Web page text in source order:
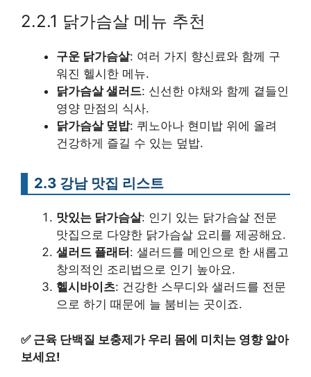
2.2.1 닭가슴살 메뉴 추천
구운 닭가슴살: 여러 가지 향신료와 함께 구
워진 헬시한 메뉴.
닭가슴살 샐러드: 신선한 야채와 함께 곁들인
영양 만점의 식사.
닭가슴살 덮밥: 퀴노아나 현미밥 위에 올려
건강하게 즐길 수 있는 덮밥.
2.3 강남 맛집 리스트
맛있는 닭가슴살: 인기 있는 닭가슴살 전문
맛집으로 다양한 닭가슴살 요리를 제공해요.
샐러드 플래터 : 샐러드를 메인으로 한 새롭고
창의적인 조리법으로 인기 높아요.
헬시바이츠: 건강한 스무디와 샐러드를 전문
으로 하기 때문에 늘 붐비는 곳이죠.
✅ 근육 단백질 보충제가 우리 몸에 미치는 영향 알아
보세요!